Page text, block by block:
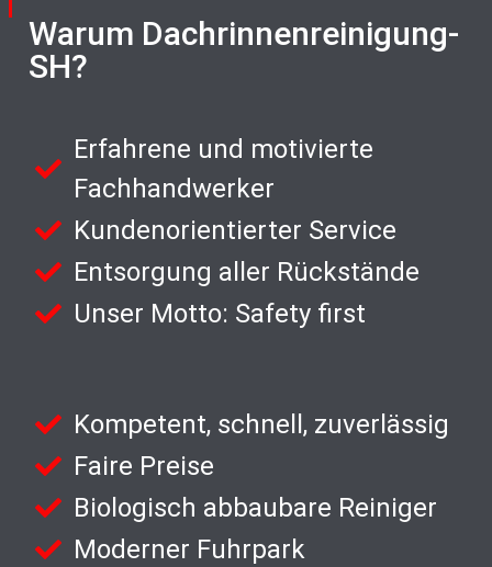
Warum Dachrinnenreinigung-
SH?
Erfahrene und motivierte
Fachhandwerker
Kundenorientierter Service
Entsorgung aller Rückstände
Unser Motto: Safety first
Kompetent, schnell, zuverlässig
Faire Preise
Biologisch abbaubare Reiniger
Moderner Fuhrpark